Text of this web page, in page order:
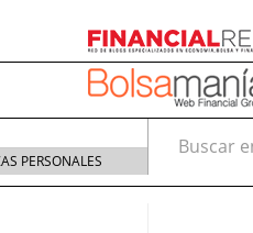
PERSONALES
Buscar en: